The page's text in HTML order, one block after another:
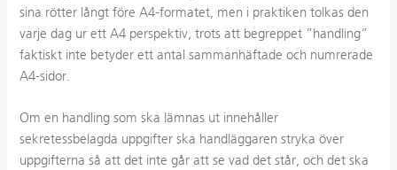
sina rötter långt före A4-formatet, men i praktiken tolkas den
varje dag ur ett A4 perspektiv, trots att begreppet ”handling”
faktiskt inte betyder ett antal sammanhäftade och numrerade
A4-sidor.
Om en handling som ska lämnas ut innehåller
sekretessbelagda uppgifter ska handläggaren stryka över
uppgifterna så att det inte går att se vad det står, och det ska